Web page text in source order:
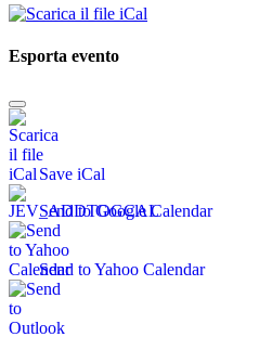
Esporta evento
Save iCal
Send to Google Calendar
Send to Yahoo Calendar